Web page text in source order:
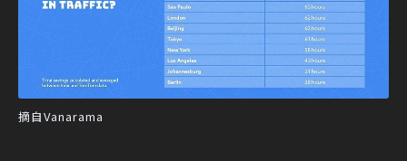
摘自Vanarama